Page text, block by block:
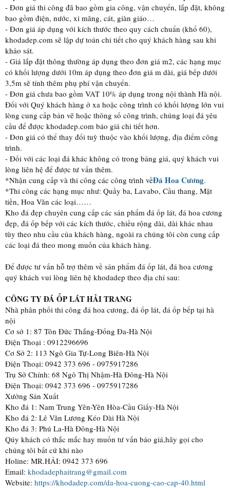
- Đơn giá thi công đã bao gồm gia công, vận chuyển, lắp đặt, không
bao gồm điện, nước, xi măng, cát, giàn giáo…
- Đơn giá áp dụng với kích thước theo quy cách chuẩn (khổ 60),
khodadep.com sẽ lập dự toán chi tiết cho quý khách hàng sau khi
khảo sát.
- Giá lắp đặt thông thường áp dụng theo đơn giá m2, các hạng mục
có khối lượng dưới 10m áp dụng theo đơn giá m dài, giá bếp dưới
3,5m sẽ tính thêm phụ phí vận chuyển.
- Đơn giá chưa bao gồm VAT 10% áp dụng trong nội thành Hà nội.
Đối với Quý khách hàng ở xa hoặc công trình có khối lượng lớn vui
lòng cung cấp bản vẽ hoặc thông số công trình, chủng loại đá yêu
cầu để được khodadep.com báo giá chi tiết hơn.
- Đơn giá có thể thay đổi tuỳ thuộc vào khối lượng, địa điểm công
trình.
- Đối với các loại đá khác không có trong bảng giá, quý khách vui
lòng liên hệ để được tư vấn thêm.
*Nhận cung cấp và thi công các công trình vềĐá Hoa Cương.
*Thi công các hạng mục như: Quầy ba, Lavabo, Cầu thang, Mặt
tiền, Hoa Văn các loại……
Kho đá đẹp chuyên cung cấp các sản phẩm đá ốp lát, đá hoa cương
đẹp, đá ốp bếp với các kích thước, chiều rộng dài, dài khác nhau
tùy theo nhu cầu của khách hàng, ngoài ra chúng tôi còn cung cấp
các loại đá theo mong muốn của khách hàng.
Để được tư vấn hỗ trợ thêm về sản phẩm đá ốp lát, đá hoa cương
quý khách vui lòng liên hệ khodadep theo địa chỉ sau:
CÔNG TY ĐÁ ỐP LÁT HẢI TRANG
Nhà phân phối thi công đá hoa cương, đá ốp lát, đá ốp bếp tại hà
nội
Cơ sở 1: 87 Tôn Đức Thắng-Đống Đa-Hà Nội
Điện Thoại : 0912296696
Cơ Sở 2: 113 Ngô Gia Tự-Long Biên-Hà Nội
Điện Thoại: 0942 373 696 - 0975917286
Trụ Sở Chính: 68 Ngô Thị Nhậm-Hà Đông-Hà Nội
Điện Thoại: 0942 373 696 - 0975917286
Xưởng Sản Xuất
Kho đá 1: Nam Trung Yên-Yên Hòa-Cầu Giấy-Hà Nội
Kho đá 2: Lê Văn Lương Kéo Dài Hà Nội
Kho đá 3: Phú La-Hà Đông-Hà Nội
Qúy khách có thắc mắc hay muốn tư vấn báo giá,hãy gọi cho
chúng tôi bất cứ khi nào
Holine: MR.HẢI: 0942 373 696
Email: khodadephaitrang@gmail.com
Website: https://khodadep.com/da-hoa-cuong-cao-cap-40.html